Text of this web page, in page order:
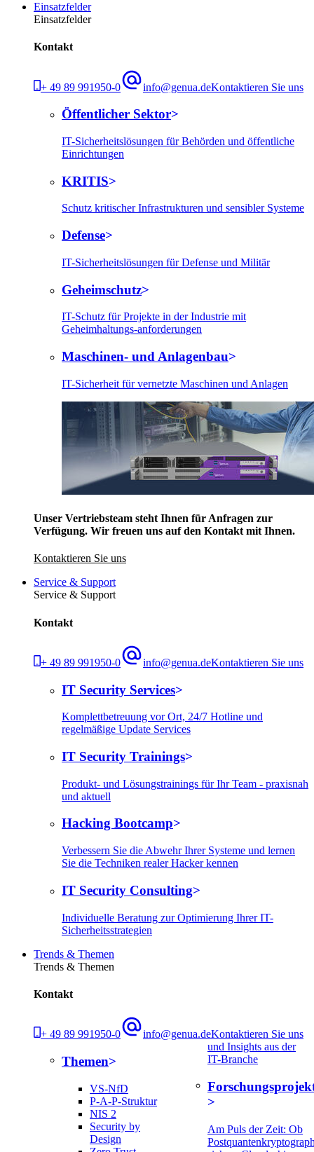
Einsatzfelder
Einsatzfelder
Kontakt
+ 49 89 991950-0 info@genua.deKontaktieren Sie uns
Öffentlicher Sektor
IT-Sicherheitslösungen für Behörden und öffentliche
Einrichtungen
KRITIS
Schutz kritischer Infrastrukturen und sensibler Systeme
Defense
IT-Sicherheitslösungen für Defense und Militär
Geheimschutz
IT-Schutz für Projekte in der Industrie mit
Geheimhaltungs-anforderungen
Maschinen- und Anlagenbau
IT-Sicherheit für vernetzte Maschinen und Anlagen
Unser Vertriebsteam steht Ihnen für Anfragen zur
Verfügung. Wir freuen uns auf den Kontakt mit Ihnen.
Kontaktieren Sie uns
Service & Support
Service & Support
Kontakt
+ 49 89 991950-0 info@genua.deKontaktieren Sie uns
IT Security Services
Komplettbetreuung vor Ort, 24/7 Hotline und
regelmäßige Update Services
IT Security Trainings
Produkt- und Lösungstrainings für Ihr Team - praxisnah
und aktuell
Hacking Bootcamp
Verbessern Sie die Abwehr Ihrer Systeme und lernen
Sie die Techniken realer Hacker kennen
IT Security Consulting
Individuelle Beratung zur Optimierung Ihrer IT-
Sicherheitsstrategien
Trends & Themen
Trends & Themen
Kontakt
+ 49 89 991950-0 info@genua.deKontaktieren Sie uns
Themen
VS-NfD
P-A-P-Struktur
NIS 2
Security by
Design
und Insights aus der
IT-Branche
Am Puls der Zeit: Ob